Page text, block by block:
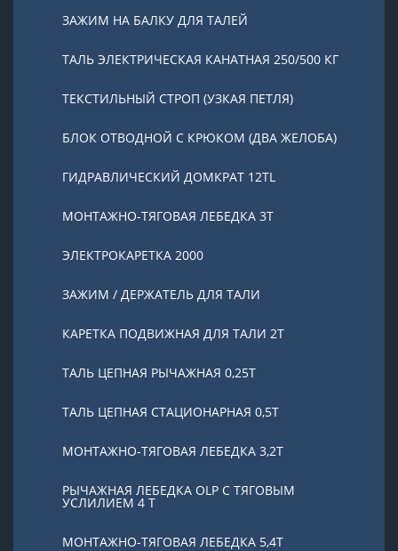
ЗАЖИМ НА БАЛКУ ДЛЯ ТАЛЕЙ
ТАЛЬ ЭЛЕКТРИЧЕСКАЯ КАНАТНАЯ 250/500 КГ
ТЕКСТИЛЬНЫЙ СТРОП (УЗКАЯ ПЕТЛЯ)
БЛОК ОТВОДНОЙ С КРЮКОМ (ДВА ЖЕЛОБА)
ГИДРАВЛИЧЕСКИЙ ДОМКРАТ 12TL
МОНТАЖНО-ТЯГОВАЯ ЛЕБЕДКА 3Т
ЭЛЕКТРОКАРЕТКА 2000
ЗАЖИМ / ДЕРЖАТЕЛЬ ДЛЯ ТАЛИ
КАРЕТКА ПОДВИЖНАЯ ДЛЯ ТАЛИ 2Т
ТАЛЬ ЦЕПНАЯ РЫЧАЖНАЯ 0,25Т
ТАЛЬ ЦЕПНАЯ СТАЦИОНАРНАЯ 0,5Т
МОНТАЖНО-ТЯГОВАЯ ЛЕБЕДКА 3,2Т
РЫЧАЖНАЯ ЛЕБЕДКА OLP С ТЯГОВЫМ
УСЛИЛИЕМ 4 Т
МОНТАЖНО-ТЯГОВАЯ ЛЕБЕДКА 5,4Т